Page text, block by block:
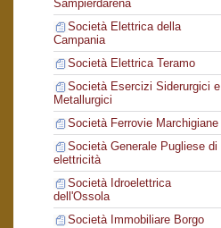
Sampierdarena
Società Elettrica della
Campania
Società Elettrica Teramo
Società Esercizi Siderurgici e
Metallurgici
Società Ferrovie Marchigiane
Società Generale Pugliese di
elettricità
Società Idroelettrica
dell'Ossola
Società Immobiliare Borgo